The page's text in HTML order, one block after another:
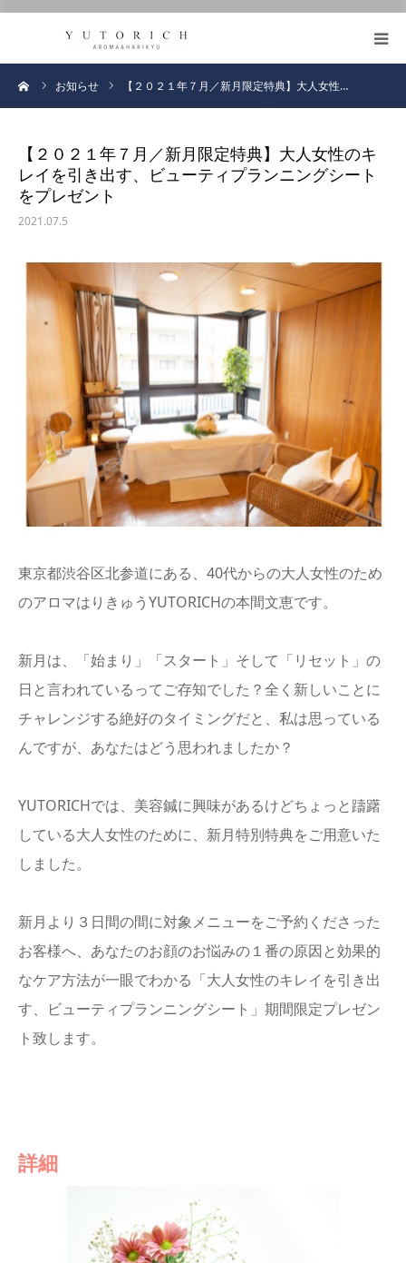
お知らせ 【２０２１年７月／新月限定特典】大人女性…
【２０２１年７月／新月限定特典】大人女性のキ
レイを引き出す、ビューティプランニングシート
をプレゼント
2021.07.5
東京都渋谷区北参道にある、40代からの大人女性のため
のアロマはりきゅうYUTORICHの本間文恵です。
新月は、「始まり」「スタート」そして「リセット」の
日と言われているってご存知でした？全く新しいことに
チャレンジする絶好のタイミングだと、私は思っている
んですが、あなたはどう思われましたか？
YUTORICHでは、美容鍼に興味があるけどちょっと躊躇
している大人女性のために、新月特別特典をご用意いた
しました。
新月より３日間の間に対象メニューをご予約くださった
お客様へ、あなたのお顔のお悩みの１番の原因と効果的
なケア方法が一眼でわかる「大人女性のキレイを引き出
す、ビューティプランニングシート」期間限定プレゼン
ト致します。
詳細
鍼灸とアロマの効果
ブログ
プロフィール